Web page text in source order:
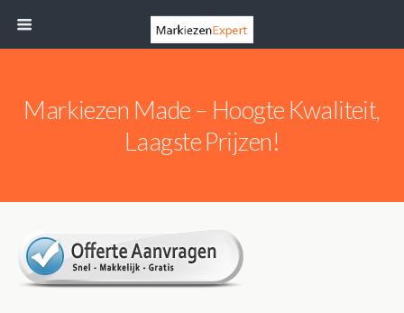
Markiezen Made – Hoogte Kwaliteit,
Laagste Prijzen!